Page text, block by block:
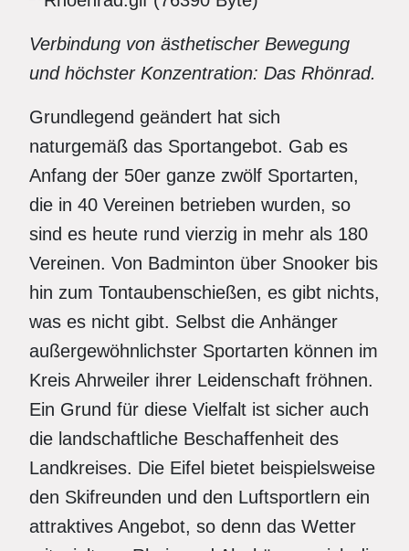
Verbindung von ästhetischer Bewegung
und höchster Konzentration: Das Rhönrad.
Grundlegend geändert hat sich
naturgemäß das Sportangebot. Gab es
Anfang der 50er ganze zwölf Sportarten,
die in 40 Vereinen betrieben wurden, so
sind es heute rund vierzig in mehr als 180
Vereinen. Von Badminton über Snooker bis
hin zum Tontaubenschießen, es gibt nichts,
was es nicht gibt. Selbst die Anhänger
außergewöhnlichster Sportarten können im
Kreis Ahrweiler ihrer Leidenschaft fröhnen.
Ein Grund für diese Vielfalt ist sicher auch
die landschaftliche Beschaffenheit des
Landkreises. Die Eifel bietet beispielsweise
den Skifreunden und den Luftsportlern ein
attraktives Angebot, so denn das Wetter